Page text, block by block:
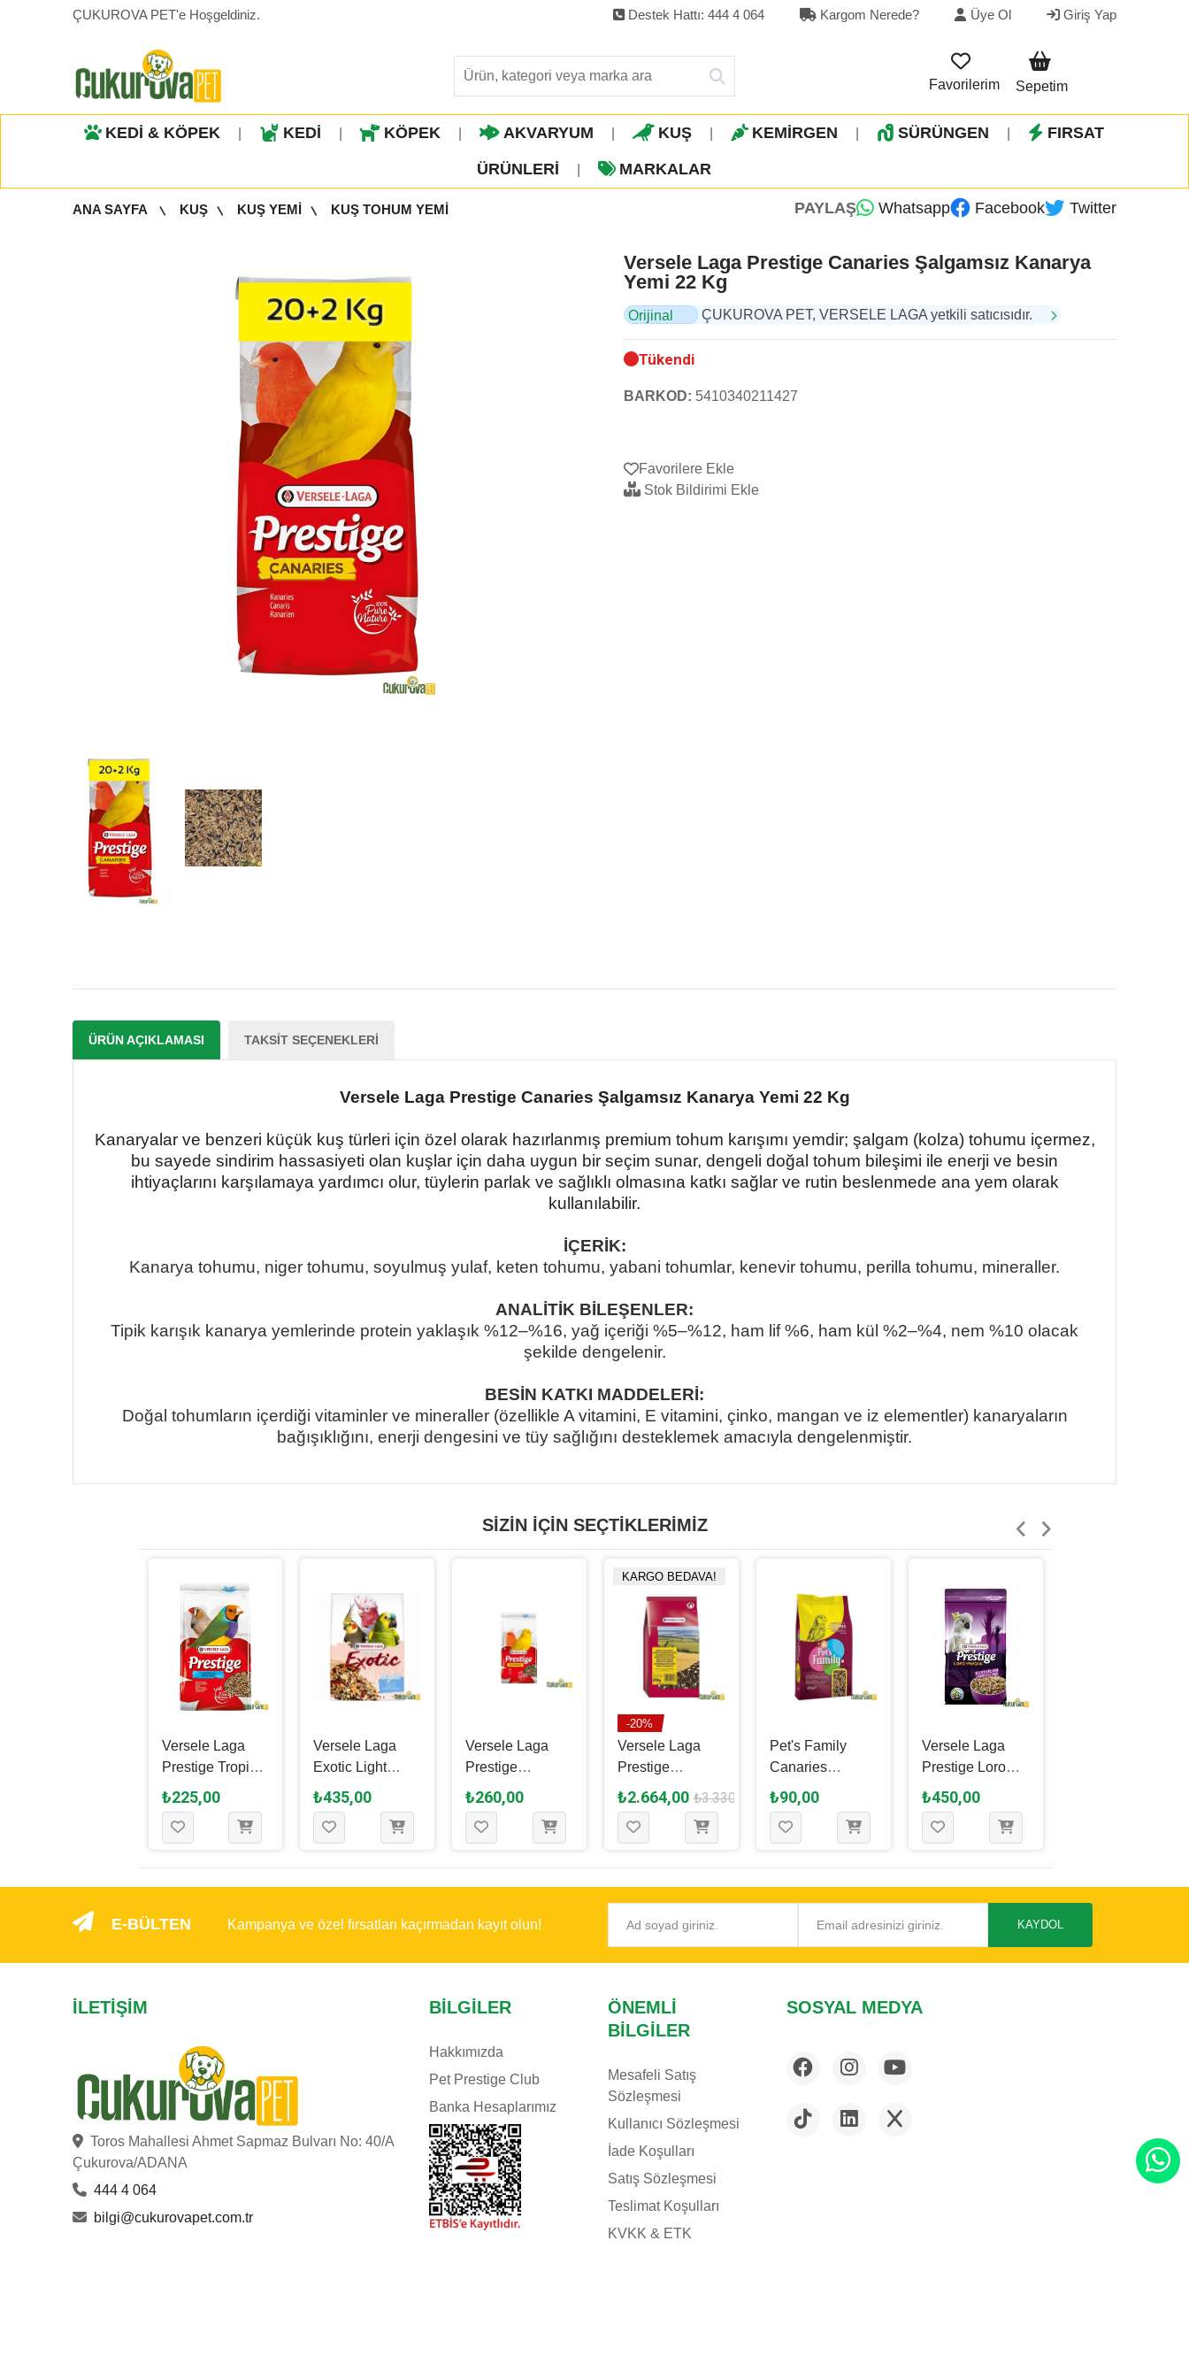
ÇUKUROVA PET'e Hoşgeldiniz. Destek Hattı: 444 4 064 Kargom Nerede? Üye Ol Giriş Yap
Favorilerim Sepetim
KEDİ & KÖPEK KEDİ KÖPEK AKVARYUM KUŞ KEMİRGEN SÜRÜNGEN FIRSAT
ÜRÜNLERI MARKALAR
ANA SAYFA KUŞ KUŞ YEMİ KUŞ TOHUM YEMİ PAYLAŞ Whatsapp Facebook Twitter
Versele Laga Prestige Canaries Şalgamsız Kanarya
Yemi 22 Kg
Orijinal
ÇUKUROVA PET, VERSELE LAGA yetkili satıcısıdır.
Tükendi
BARKOD: 5410340211427
Favorilere Ekle
Stok Bildirimi Ekle
ÜRÜN AÇIKLAMASI TAKSIT SEÇENEKLERI
Versele Laga Prestige Canaries Şalgamsız Kanarya Yemi 22 Kg
Kanaryalar ve benzeri küçük kuş türleri için özel olarak hazırlanmış premium tohum karışımı yemdir; şalgam (kolza) tohumu içermez,
bu sayede sindirim hassasiyeti olan kuşlar için daha uygun bir seçim sunar, dengeli doğal tohum bileşimi ile enerji ve besin
ihtiyaçlarını karşılamaya yardımcı olur, tüylerin parlak ve sağlıklı olmasına katkı sağlar ve rutin beslenmede ana yem olarak
kullanılabilir.
İÇERİK:
Kanarya tohumu, niger tohumu, soyulmuş yulaf, keten tohumu, yabani tohumlar, kenevir tohumu, perilla tohumu, mineraller.
ANALİTİK BİLEŞENLER:
Tipik karışık kanarya yemlerinde protein yaklaşık %12–%16, yağ içeriği %5–%12, ham lif %6, ham kül %2–%4, nem %10 olacak
şekilde dengelenir.
BESİN KATKI MADDELERİ:
Doğal tohumların içerdiği vitaminler ve mineraller (özellikle A vitamini, E vitamini, çinko, mangan ve iz elementler) kanaryaların
bağışıklığını, enerji dengesini ve tüy sağlığını desteklemek amacıyla dengelenmiştir.
SIZIN İÇIN SEÇTIKLERIMIZ
Versele Laga
Prestige Tropical
Finches Yemi 1
Kg
₺225,00
Versele Laga
Exotic Light
Papağan Yemi
750 Gr
₺435,00
Versele Laga
Prestige
Canaries
Kanarya Yemi 1
Kg
₺260,00
-20%
KARGO BEDAVA!
Versele Laga
Prestige
Kanarya
Çimlendirme
Tohumu 20 Kg
₺2.664,00 ₺3.330,00
Pet's Family
Canaries
Kanarya Yemi
400 Gr
₺90,00
Versele Laga
Prestige Loro
Parque
Australian
Papağan Yemi 1
₺450,00
E-BÜLTEN Kampanya ve özel fırsatları kaçırmadan kayıt olun! KAYDOL
İLETIŞIM
Toros Mahallesi Ahmet Sapmaz Bulvarı No: 40/A
Çukurova/ADANA
444 4 064
bilgi@cukurovapet.com.tr
BILGILER
Hakkımızda
Pet Prestige Club
Banka Hesaplarımız
ÖNEMLI
BILGILER
Mesafeli Satış
Sözleşmesi
Kullanıcı Sözleşmesi
İade Koşulları
Satış Sözleşmesi
Teslimat Koşulları
KVKK & ETK
SOSYAL MEDYA